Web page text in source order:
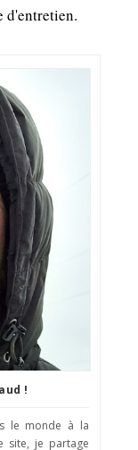
d'entretien.
!
le monde à la
site, je partage